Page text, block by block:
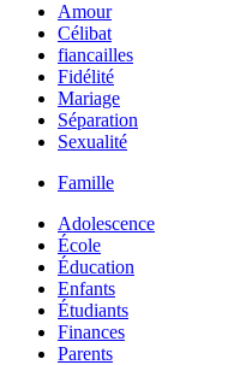
Amour
Célibat
fiancailles
Fidélité
Mariage
Séparation
Sexualité
Famille
Adolescence
École
Éducation
Enfants
Étudiants
Finances
Parents